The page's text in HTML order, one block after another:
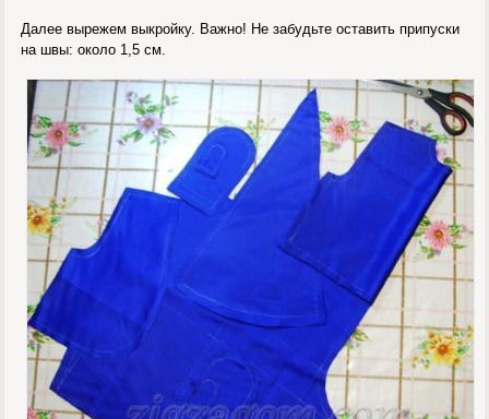
Далее вырежем выкройку. Важно! Не забудьте оставить припуски
на швы: около 1,5 см.